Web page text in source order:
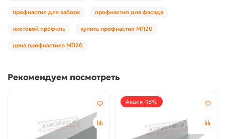
профнастил для забора профнастил для фасада
листовой профиль купить профнастил МП20
цена профнастила МП20
Рекомендуем посмотреть
Акция -18%